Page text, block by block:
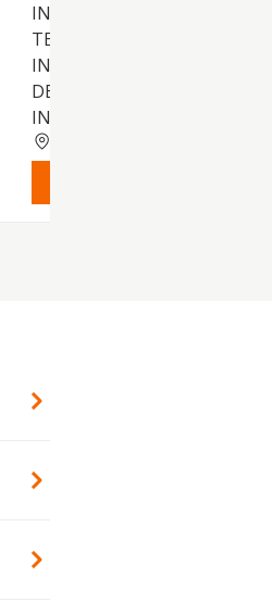
INFORMATICA, TELEMATICA,
TELECOMUNICACIONES E
INTERNET, ASIMISMO
DEDICARSE A LA DIFUSION,
INVERSIONES, ESTUDIOS,